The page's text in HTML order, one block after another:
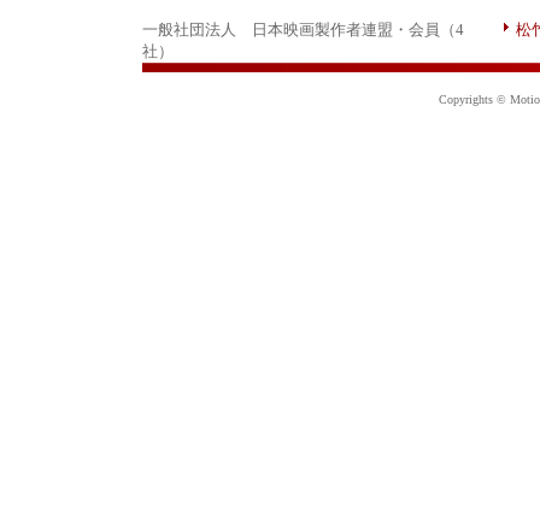
一般社団法人 日本映画製作者連盟・会員（4
社）
松
Copyrights ©